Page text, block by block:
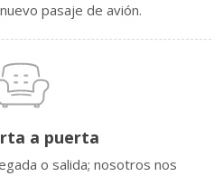
pasaje de avión.
a puerta
o salida; nosotros nos